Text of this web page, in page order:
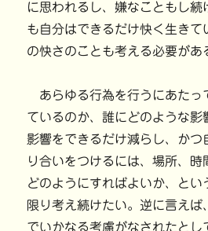
に思われるし、嫌なこともし続
も自分はできるだけ快く生きて
の快さのことも考える必要があ
あらゆる行為を行うにあたっ
ているのか、誰にどのような影
影響をできるだけ減らし、かつ
り合いをつけるには、場所、時
どのようにすればよいか、とい
限り考え続けたい。逆に言えば
でいかなる考慮がなされたとし